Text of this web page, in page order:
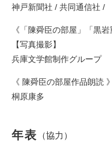
神戸新聞社 / 共同通信社 /
《「陳舜臣の部屋」「黒岩
【写真撮影】
兵庫文学館制作グループ
《 陳舜臣の部屋作品朗読 》
桐原康多
年表 （協力）